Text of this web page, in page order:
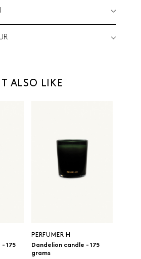
ALSO LIKE
175
PERFUMER H
Dandelion candle - 175
grams